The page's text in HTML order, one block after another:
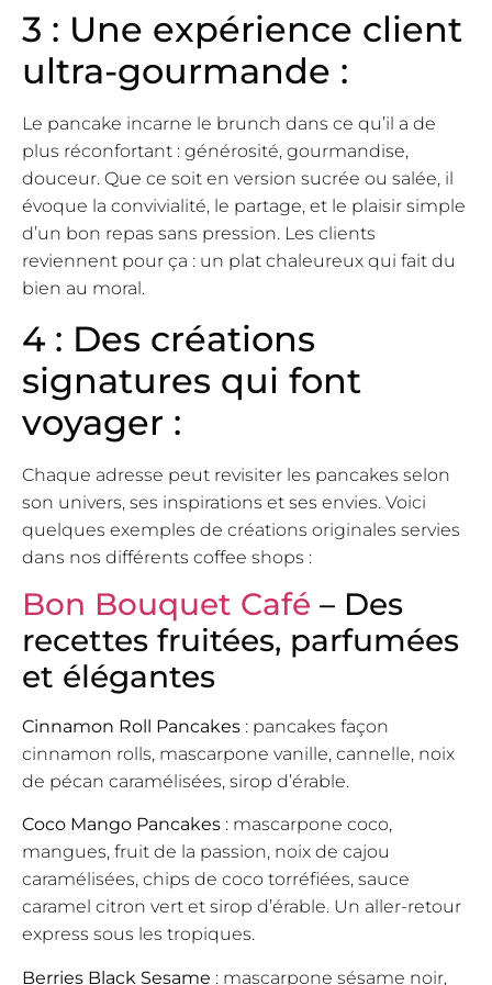
3 : Une expérience client
ultra-gourmande :
Le pancake incarne le brunch dans ce qu’il a de
plus réconfortant : générosité, gourmandise,
douceur. Que ce soit en version sucrée ou salée, il
évoque la convivialité, le partage, et le plaisir simple
d’un bon repas sans pression. Les clients
reviennent pour ça : un plat chaleureux qui fait du
bien au moral.
4 : Des créations
signatures qui font
voyager :
Chaque adresse peut revisiter les pancakes selon
son univers, ses inspirations et ses envies. Voici
quelques exemples de créations originales servies
dans nos différents coffee shops :
Bon Bouquet Café – Des
recettes fruitées, parfumées
et élégantes
Cinnamon Roll Pancakes : pancakes façon
cinnamon rolls, mascarpone vanille, cannelle, noix
de pécan caramélisées, sirop d’érable.
Coco Mango Pancakes : mascarpone coco,
mangues, fruit de la passion, noix de cajou
caramélisées, chips de coco torréfiées, sauce
caramel citron vert et sirop d’érable. Un aller-retour
express sous les tropiques.
Berries Black Sesame : mascarpone sésame noir,